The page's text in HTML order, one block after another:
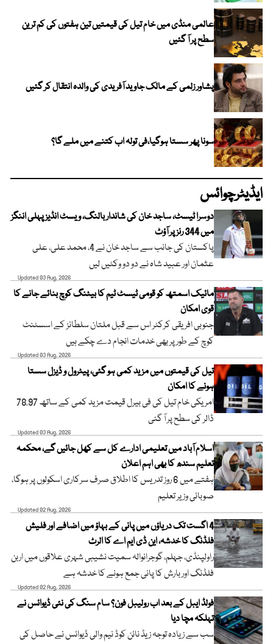
عالمی منڈی میں خام تیل کی قیمتیں تین ہفتوں کی کم ترین
سطح پر آ گئیں
پشاور زلمی کے مالک جاوید آفریدی کی والدہ انتقال کر گئیں
سونا پھر سستا ہوگیا،فی تولہ اب کتنے میں ملے گا؟
ایڈیٹرچوائس
دوسرا ٹیسٹ، ساجد خان کی شاندار بالنگ، ویسٹ انڈیز پہلی اننگز
میں 344 رنز پر آؤٹ
پاکستان کی جانب سے ساجد خان نے 4، محمد علی، علی
عثمان اور عبید شاہ نے دو دو وکٹیں لیں
Updated 03 Aug, 2026
مائیک اسمتھ کو قومی ٹیسٹ ٹیم کا بیٹنگ کوچ بنائے جانے کا
قوی امکان
جنوبی افریقی کرکٹر اس سے قبل ملتان سلطانز کے اسسٹنٹ
کوچ کے طور پر بھی خدمات انجام دے چکے ہیں
Updated 03 Aug, 2026
تیل کی قیمتوں میں مزید کمی ہو گئی، پیٹرول و ڈیزل سستا
ہونے کا امکان
امریکی خام تیل کی فی بیرل قیمت مزید کمی کے ساتھ 78.97
ڈالر کی سطح پر آ گئی
Updated 03 Aug, 2026
اسلام آباد میں تعلیمی ادارے کل سے کھل جائیں گے، محکمہ
تعلیم سندھ کا بھی اہم اعلان
ہفتے میں 6 روز تدریس کا اطلاق صرف سرکاری اسکولوں پر ہوگا،
صوبائی وزیر تعلیم
Updated 02 Aug, 2026
4 اگست تک دریاؤں میں پانی کے بہاؤ میں اضافے اور فلیش
فلڈنگ کا خدشہ، این ڈی ایم اے کا الرٹ
راولپنڈی، جہلم، گوجرانوالہ سمیت نشیبی شہری علاقوں میں اربن
فلڈنگ اور بارش کا پانی جمع ہونے کا خدشہ ہے
Updated 02 Aug, 2026
فولڈ ایبل کے بعد اب رولیبل فون؟ سام سنگ کی نئی ڈیوائس نے
تہلکہ مچا دیا
سب سے زیادہ توجہ زیڈ نائن کوڈ نیم والی ڈیوائس نے حاصل کی